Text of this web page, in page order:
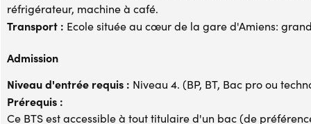
réfrigérateur, machine à café.
Transport : Ecole située au cœur de la gare d'Amiens:
Admission
Niveau d'entrée requis : Niveau 4. (BP, BT, Bac pro ou
Prérequis :
Ce BTS est accessible à tout titulaire d'un bac (de